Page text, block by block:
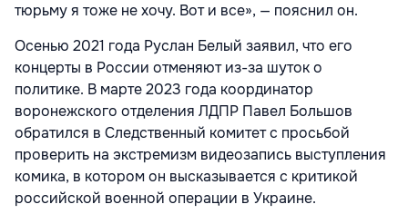
тюрьму я тоже не хочу. Вот и все», — пояснил он.
Осенью 2021 года Руслан Белый заявил, что его
концерты в России отменяют из-за шуток о
политике. В марте 2023 года координатор
воронежского отделения ЛДПР Павел Большов
обратился в Следственный комитет с просьбой
проверить на экстремизм видеозапись выступления
комика, в котором он высказывается с критикой
российской военной операции в Украине.